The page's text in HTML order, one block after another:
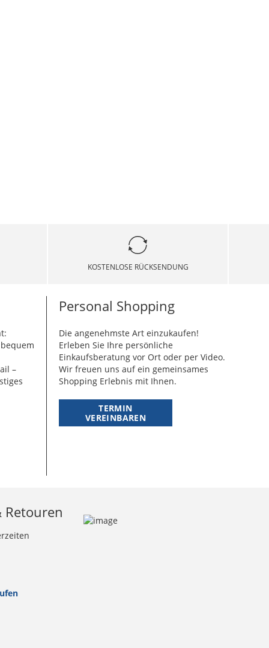
KOSTENLOSE RÜCKSENDUNG
–
Personal Shopping
Die angenehmste Art einzukaufen!
Erleben Sie Ihre persönliche
Einkaufsberatung vor Ort oder per Video.
Wir freuen uns auf ein gemeinsames
Shopping Erlebnis mit Ihnen.
TERMIN
VEREINBAREN
Retouren